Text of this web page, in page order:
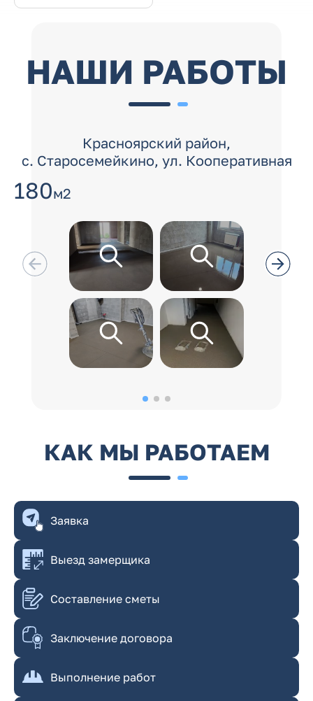
НАШИ РАБОТЫ
Красноярский район,
с. Старосемейкино, ул. Кооперативная
180м2
КАК МЫ РАБОТАЕМ
Заявка
Выезд замерщика
Составление сметы
⁠Заключение договора
Выполнение работ